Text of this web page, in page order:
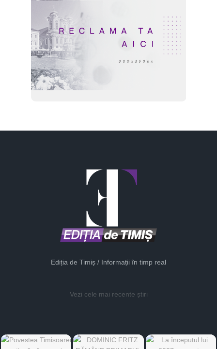
Ediția de Timiș / Informații în timp real
Vezi cele mai recente știri